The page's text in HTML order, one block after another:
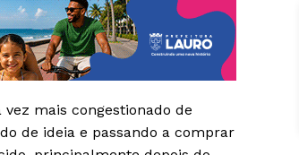
mais congestionado de
de ideia e passando a comprar